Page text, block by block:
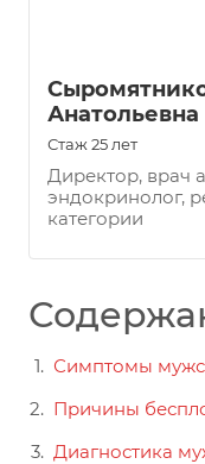
Анатольевна
Стаж 25 лет
Директор, врач
эндокринолог,
категории
Симптомы
Причины
Диагностика